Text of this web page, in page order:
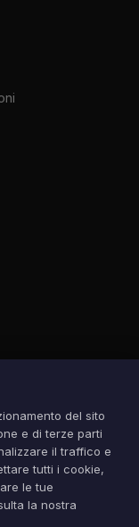
del sito
e di terze parti
il traffico e
tutti i cookie,
le tue
la nostra
di proprietà dei
Contatti:
— P.IVA: